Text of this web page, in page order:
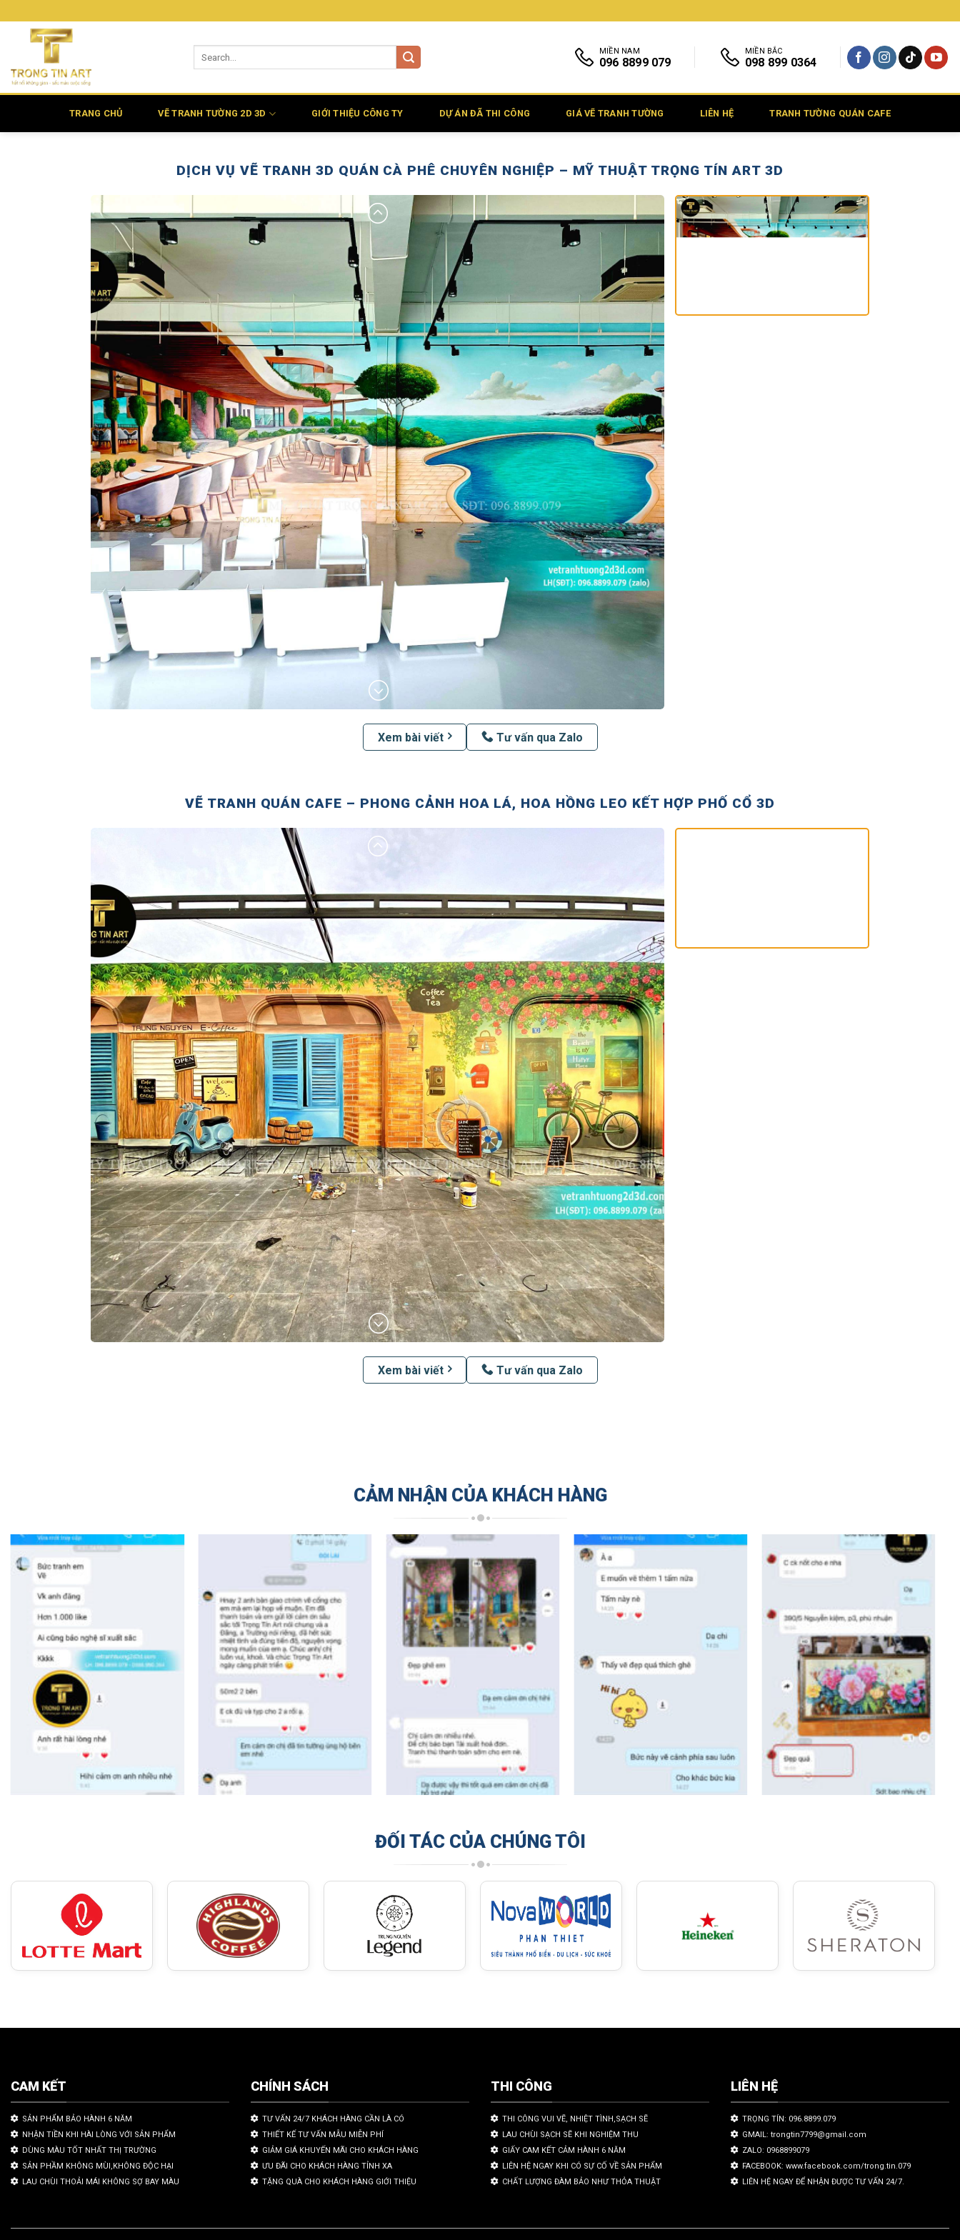
qua
MIỀN NAM
096 8899 079
MIỀN BẮC
098 899 0364
TRANG CHỦ VẼ TRANH TƯỜNG 2D 3D GIỚI THIỆU CÔNG TY DỰ ÁN ĐÃ THI CÔNG GIÁ VẼ TRANH TƯỜNG LIÊN HỆ TRANH TƯỜNG QUÁN CAFE
DỊCH VỤ VẼ TRANH 3D QUÁN CÀ PHÊ CHUYÊN NGHIỆP – MỸ THUẬT TRỌNG TÍN ART 3D
Xem bài viết Tư vấn qua Zalo
VẼ TRANH QUÁN CAFE – PHONG CẢNH HOA LÁ, HOA HỒNG LEO KẾT HỢP PHỐ CỔ 3D
Xem bài viết Tư vấn qua Zalo
CẢM NHẬN CỦA KHÁCH HÀNG
ĐỐI TÁC CỦA CHÚNG TÔI
CAM KẾT
SẢN PHẨM BẢO HÀNH 6 NĂM
NHẬN TIỀN KHI HÀI LÒNG VỚI SẢN PHẨM
DÙNG MÀU TỐT NHẤT THỊ TRƯỜNG
SẢN PHẦM KHÔNG MÙI,KHÔNG ĐỘC HẠI
LAU CHÙI THOẢI MÁI KHÔNG SỢ BAY MÀU
CHÍNH SÁCH
TƯ VẤN 24/7 KHÁCH HÀNG CẦN LÀ CÓ
THIẾT KẾ TƯ VẤN MẪU MIỄN PHÍ
GIẢM GIÁ KHUYẾN MÃI CHO KHÁCH HÀNG
ƯU ĐÃI CHO KHÁCH HÀNG TỈNH XA
TẶNG QUÀ CHO KHÁCH HÀNG GIỚI THIỆU
THI CÔNG
THI CÔNG VUI VẼ, NHIỆT TÌNH,SẠCH SẼ
LAU CHÙI SẠCH SẼ KHI NGHIỆM THU
GIẤY CAM KẾT CẢM HÀNH 6 NĂM
LIÊN HỆ NGAY KHI CÓ SỰ CỐ VỀ SẢN PHẨM
CHẤT LƯỢNG ĐÀM BẢO NHƯ THỎA THUẬT
LIÊN HỆ
TRỌNG TÍN: 096.8899.079
GMAIL: trongtin7799@gmail.com
ZALO: 0968899079
FACEBOOK: www.facebook.com/trong.tin.079
LIÊN HỆ NGAY ĐỂ NHẬN ĐƯỢC TƯ VẤN 24/7.